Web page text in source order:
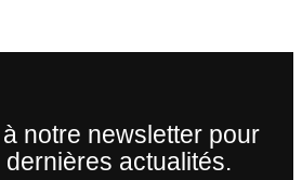
notre newsletter pour
actualités.